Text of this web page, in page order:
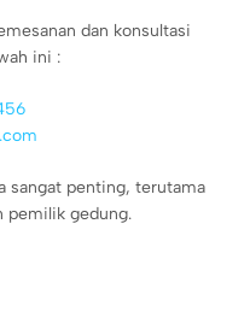
dan konsultasi
ini :
sangat penting, terutama
pemilik gedung.